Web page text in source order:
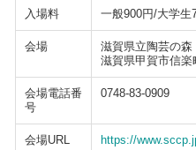
入場料 一般900円/大学生
会場
滋賀県立陶芸の森
滋賀県甲賀市信楽
会場電話番
号
0748-83-0909
会場URL https://